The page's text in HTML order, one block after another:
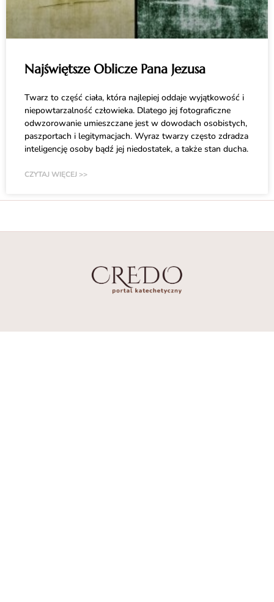
Najświętsze Oblicze Pana Jezusa
Twarz to część ciała, która najlepiej oddaje wyjątkowość i
niepowtarzalność człowieka. Dlatego jej fotograficzne
odwzorowanie umieszczane jest w dowodach osobistych,
paszportach i legitymacjach. Wyraz twarzy często zdradza
inteligencję osoby bądź jej niedostatek, a także stan ducha.
CZYTAJ WIĘCEJ >>